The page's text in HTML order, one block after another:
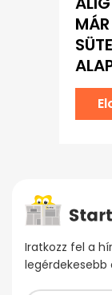
Iratkozz fel a
legérdekesebb